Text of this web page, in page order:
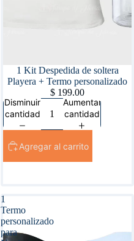
1 Kit Despedida de soltera
Playera + Termo personalizado
$ 199.00
Disminuir
cantidad
Aumentar
cantidad
Agregar al carrito
1
Termo
personalizado
para